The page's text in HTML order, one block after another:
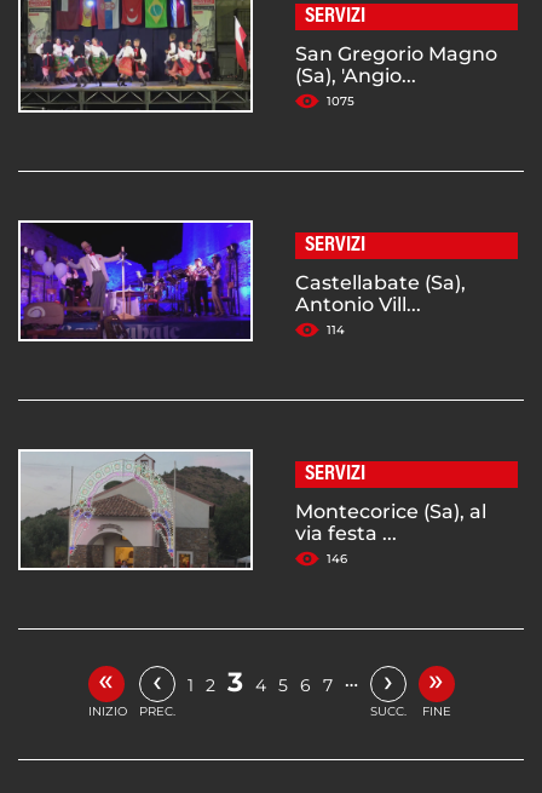
SERVIZI
San Gregorio Magno
(Sa), 'Angio...
1075
SERVIZI
Castellabate (Sa),
Antonio Vill...
114
SERVIZI
Montecorice (Sa), al
via festa ...
146
«
INIZIO
‹
PREC.
1 2 3 4 5 6 7 … ›
SUCC.
»
FINE